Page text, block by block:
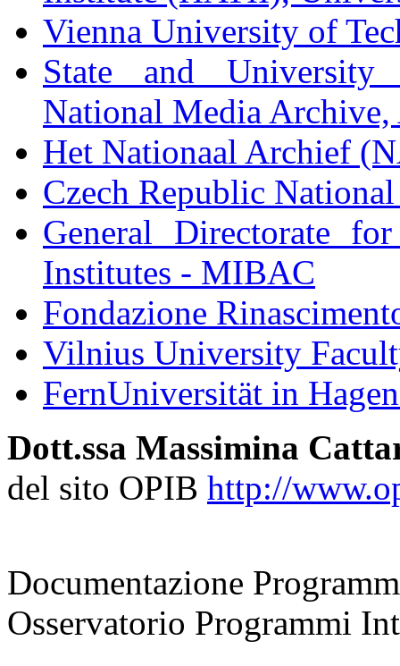
Vienna University of
State and University
National Media Archive,
Het Nationaal Archief
Czech Republic
General Directorate
Institutes - MIBAC
Fondazione
Vilnius University
FernUniversität in
Dott.ssa Massimina
del sito OPIB http://
Documentazione
Osservatorio Programmi